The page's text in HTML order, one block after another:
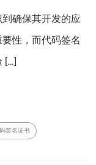
确保其开发的应
性，而代码签名
[…]
签名证书